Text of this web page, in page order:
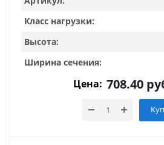
Класс нагрузки:
Высота:
Ширина сечения:
Цена: 708.40